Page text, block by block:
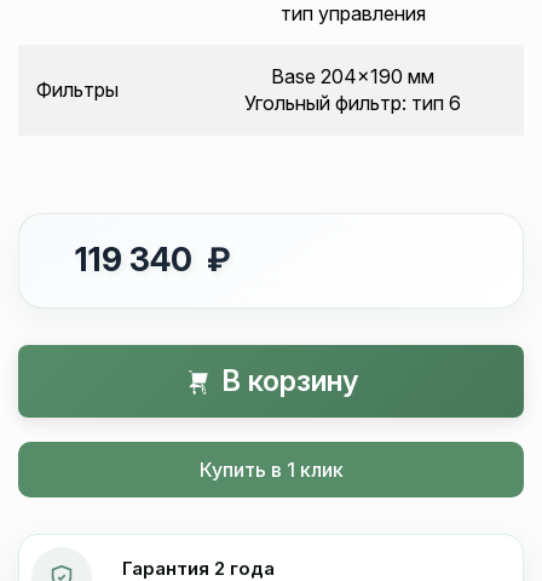
тип управления
Фильтры
Base 204x190 мм
Угольный фильтр: тип 6
119 340 ₽
В корзину
Купить в 1 клик
Гарантия 2 года